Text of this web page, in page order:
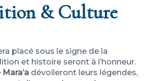
& Culture
placé sous le signe de la
et histoire seront à l’honneur.
dévoileront leurs légendes,